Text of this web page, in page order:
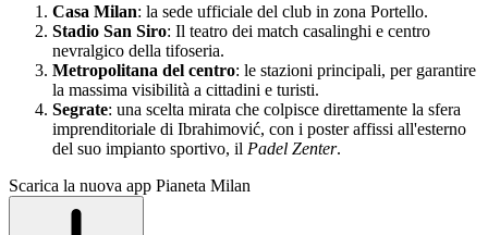
Casa Milan: la sede ufficiale del club in zona Portello.
Stadio San Siro: Il teatro dei match casalinghi e centro
nevralgico della tifoseria.
Metropolitana del centro: le stazioni principali, per garantire
la massima visibilità a cittadini e turisti.
Segrate: una scelta mirata che colpisce direttamente la sfera
imprenditoriale di Ibrahimović, con i poster affissi all'esterno
del suo impianto sportivo, il Padel Zenter.
Scarica la nuova app Pianeta Milan